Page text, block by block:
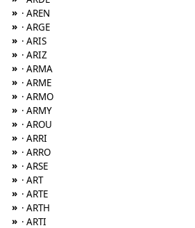
» · AREN
» · ARGE
» · ARIS
» · ARIZ
» · ARMA
» · ARME
» · ARMO
» · ARMY
» · AROU
» · ARRI
» · ARRO
» · ARSE
» · ART
» · ARTE
» · ARTH
» · ARTI